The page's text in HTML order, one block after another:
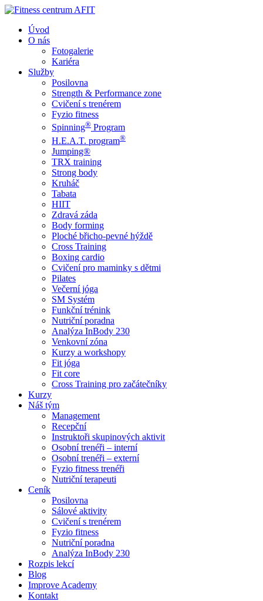
Úvod
O nás
Fotogalerie
Kariéra
Služby
Posilovna
Strength & Performance zone
Cvičení s trenérem
Fyzio fitness
Spinning® Program
H.E.A.T. program®
Jumping®
TRX training
Strong body
Kruháč
Tabata
HIIT
Zdravá záda
Body forming
Ploché břicho-pevné hýždě
Cross Training
Boxing cardio
Cvičení pro maminky s dětmi
Pilates
Večerní jóga
SM Systém
Funkční trénink
Nutriční poradna
Analýza InBody 230
Venkovní zóna
Kurzy a workshopy
Fit jóga
Fit core
Cross Training pro začátečníky
Kurzy
Náš tým
Management
Recepční
Instruktoři skupinových aktivit
Osobní trenéři – interní
Osobní trenéři – externí
Fyzio fitness trenéři
Nutriční terapeuti
Ceník
Posilovna
Sálové aktivity
Cvičení s trenérem
Fyzio fitness
Nutriční poradna
Analýza InBody 230
Rozpis lekcí
Blog
Improve Academy
Kontakt